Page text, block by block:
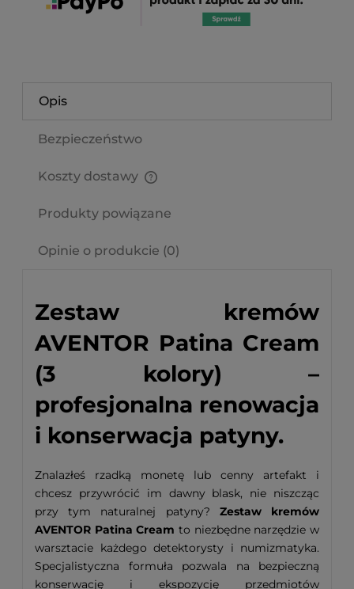
Opis
Bezpieczeństwo
Koszty dostawy
Produkty powiązane
Opinie o produkcie (0)
Zestaw kremów
AVENTOR Patina Cream
(3 kolory) –
profesjonalna renowacja
i konserwacja patyny.
Znalazłeś rzadką monetę lub cenny artefakt i
chcesz przywrócić im dawny blask, nie niszcząc
przy tym naturalnej patyny? Zestaw kremów
AVENTOR Patina Cream to niezbędne narzędzie w
warsztacie każdego detektorysty i numizmatyka.
Specjalistyczna formuła pozwala na bezpieczną
konserwację i ekspozycję przedmiotów